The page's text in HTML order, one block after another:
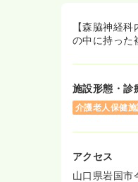
【森脇神経
の中に持った
施設形態・診
介護老人保健施
アクセス
山口県岩国市